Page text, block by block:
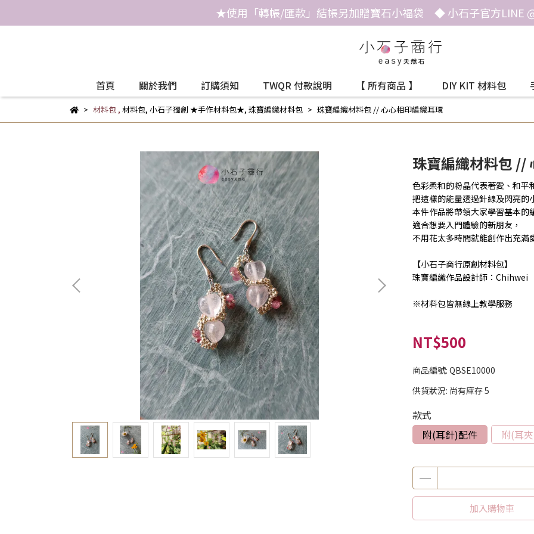
★使用「轉帳/匯款」結帳另加贈寶石小福袋 ◆ 小石子官方LINE
首頁 關於我們 訂購須知 TWQR 付款說明 【 所有商品 】 DIY KIT 材料包
材料包, 材料包, 小石子獨創 ★手作材料包★, 珠寶編織材料包 珠寶編織材料包 // 心心相印編織耳環
珠寶編織材料包 //
色彩柔和的粉晶代表著愛、和平
把這樣的能量透過針線及閃亮的
本件作品將帶領大家學習基本的
適合想要入門體驗的新朋友，
不用花太多時間就能創作出充滿
【小石子商行原創材料包】
珠寶編織作品設計師：Chihwei
※材料包皆無線上教學服務
NT$500
商品編號: QBSE10000
供貨狀況: 尚有庫存 5
款式
附(耳針)配件
附(耳
加入購物車